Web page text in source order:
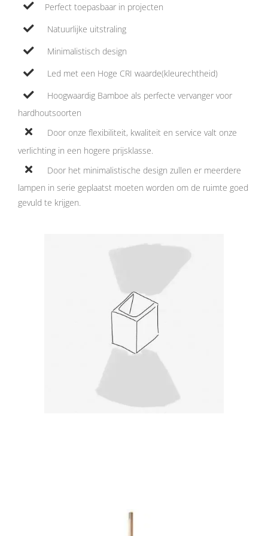
Perfect toepasbaar in projecten
Natuurlijke uitstraling
Minimalistisch design
Led met een Hoge CRI waarde(kleurechtheid)
Hoogwaardig Bamboe als perfecte vervanger voor
hardhoutsoorten
Door onze flexibiliteit, kwaliteit en service valt onze
verlichting in een hogere prijsklasse.
Door het minimalistische design zullen er meerdere
lampen in serie geplaatst moeten worden om de ruimte goed
gevuld te krijgen.